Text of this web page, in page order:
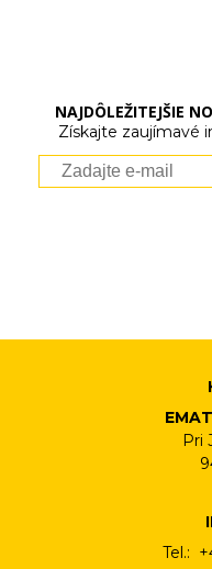
NAJDÔLEŽITEJŠIE
Získajte zaujímavé
Pri
Tel.: